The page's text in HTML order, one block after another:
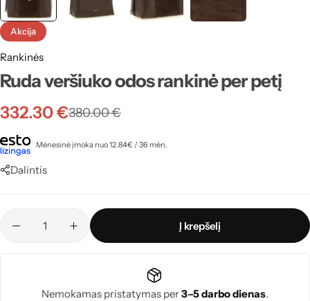
Akcija
Rankinės
Ruda veršiuko odos rankinė per petį
380.00€
332.30€
Mėnesinė įmoka nuo 12.84€ / 36 mėn.
Dalintis
Į krepšelį
Nemokamas pristatymas per3–5 darbo dienas.